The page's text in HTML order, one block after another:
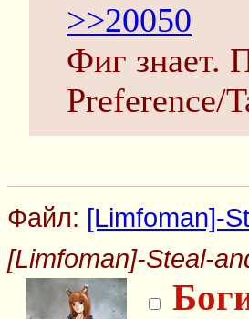
>>20050
Фиг знает.
Preference/
Файл: [Limfoman]-
[Limfoman]-Steal-